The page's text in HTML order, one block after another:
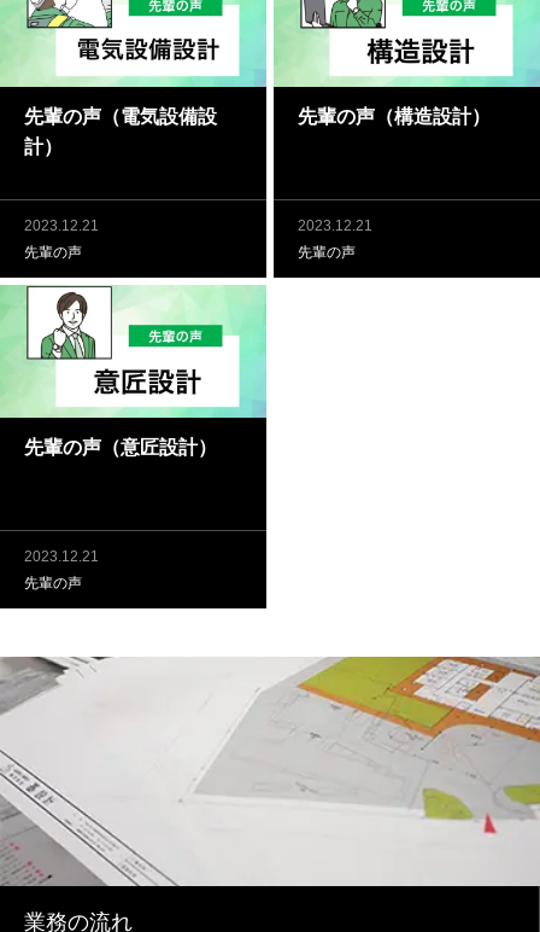
先輩の声（電気設備設
計）
2023.12.21
先輩の声
先輩の声（構造設計）
2023.12.21
先輩の声
先輩の声（意匠設計）
2023.12.21
先輩の声
業務の流れ